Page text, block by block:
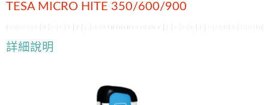
TESA MICRO HITE 350/600/900
詳細說明